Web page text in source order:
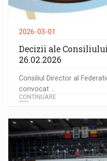
2026-03-01
Decizii ale
26.02.2026
Consiliul Director al
convocat ...
CONTINUARE